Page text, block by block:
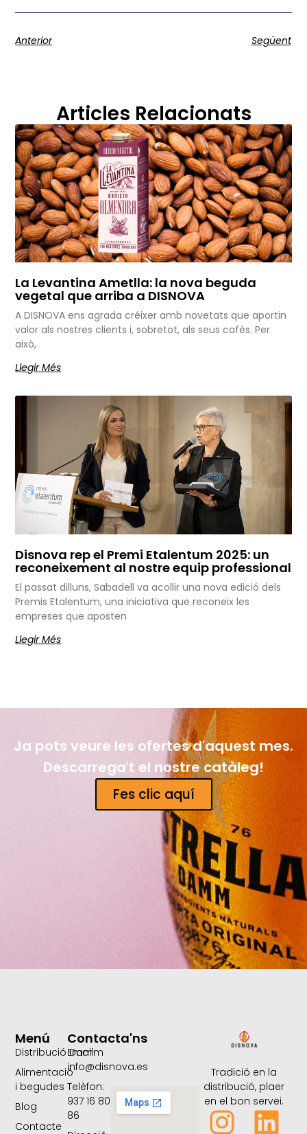
Anterior Següent
Articles Relacionats
La Levantina Ametlla: la nova beguda
vegetal que arriba a DISNOVA
A DISNOVA ens agrada créixer amb novetats que aportin
valor als nostres clients i, sobretot, als seus cafès. Per
això,
Llegir Més
Disnova rep el Premi Etalentum 2025: un
reconeixement al nostre equip professional
El passat dilluns, Sabadell va acollir una nova edició dels
Premis Etalentum, una iniciativa que reconeix les
empreses que aposten
Llegir Més
Ja pots veure les ofertes d'aquest mes.
Descarrega't el nostre catàleg!
Fes clic aquí
Tradició en la
distribució, plaer
en el bon servei.
Menú
Distribució Damm
Alimentació
i begudes
Blog
Contacte
Contacta'ns
Email:
info@disnova.es
Telèfon:
937 16 80
86